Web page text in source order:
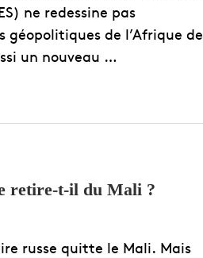
ne redessine pas
de l’Afrique de
un nouveau …
retire-t-il du Mali ?
russe quitte le Mali. Mais